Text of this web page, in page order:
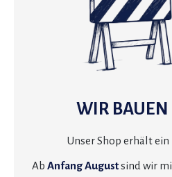
WIR BAUEN
Unser Shop erhält ein
Ab Anfang Augustsind wir